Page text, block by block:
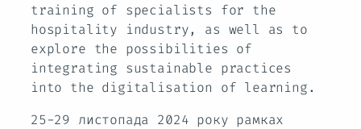
training of specialists for the
hospitality industry, as well as to
explore the possibilities of
integrating sustainable practices
into the digitalisation of learning.
25-29 листопада 2024 року рамках